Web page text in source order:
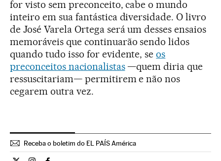
for visto sem preconceito, cabe o mundo
inteiro em sua fantástica diversidade. O livro
de José Varela Ortega será um desses ensaios
memoráveis que continuarão sendo lidos
quando tudo isso for evidente, seos
preconceitos nacionalistas—quem diria que
ressuscitariam— permitirem e não nos
cegarem outra vez.
Receba o boletim do EL PAÍS América